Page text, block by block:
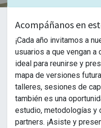
Acompáñanos en
¡Cada año invitamos a
usuarios a que vengan
ideal para reunirse y
mapa de versiones
talleres, sesiones de
también es una
estudio, metodologías y
partners. ¡Asiste y